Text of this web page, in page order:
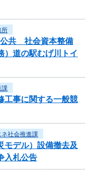
所
公共 社会資本整備
）道の駅むげ川トイ
課
工事に関する一般競
社会推進課
モデル）設備撤去及
入札公告